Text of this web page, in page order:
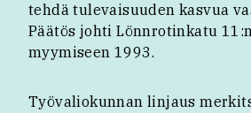
tehdä tulevaisuuden kasvua
Päätös johti Lönnrotinkatu
myymiseen 1993.
Työvaliokunnan linjaus